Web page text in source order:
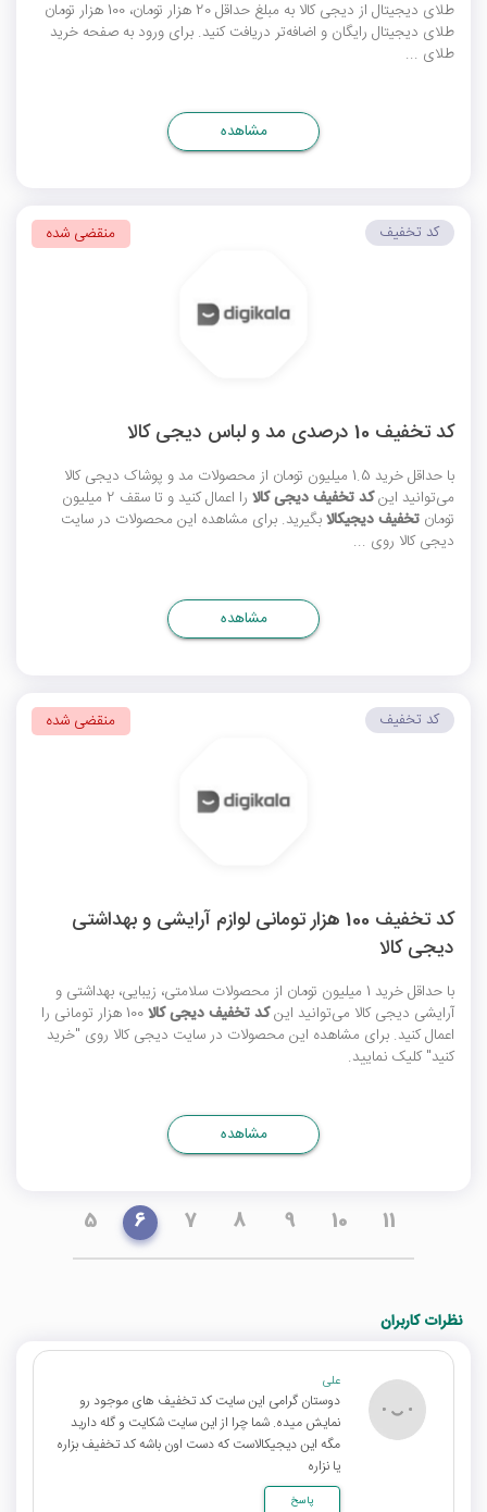
طلای دیجیتال از دیجی کالا به مبلغ حداقل 20 هزار تومان، 100 هزار تومان
طلای دیجیتال رایگان و اضافه‌تر دریافت کنید. برای ورود به صفحه خرید
طلای ...
مشاهده
کد تخفیف 10 درصدی مد و لباس دیجی کالا
با حداقل خرید 1.5 میلیون تومان از محصولات مد و پوشاک دیجی کالا
می‌توانید اینکد تخفیف دیجی کالا
را اعمال کنید و تا سقف 2 میلیون
تومان تخفیف دیجیکالابگیرید. برای مشاهده این محصولات در سایت
دیجی کالا روی ...
کد تخفیف منقضی شده
مشاهده
کد تخفیف 100 هزار تومانی لوازم آرایشی و بهداشتی
دیجی کالا
با حداقل خرید 1 میلیون تومان از محصولات سلامتی، زیبایی، بهداشتی و
آرایشی دیجی کالا می‌توانید اینکد تخفیف دیجی کالا
100 هزار تومانی را
اعمال کنید. برای مشاهده این محصولات در سایت دیجی کالا روی "خرید
کنید" کلیک نمایید.
کد تخفیف منقضی شده
مشاهده
5 6 7 8 9 10 11
نظرات کاربران
علی
دوستان گرامی این سایت کد تخفیف های موجود رو
نمایش میده. شما چرا از این سایت شکایت و گله دارید
مگه این دیجیکالاست که دست اون باشه کد تخفیف بزاره
یا نزاره
پاسخ